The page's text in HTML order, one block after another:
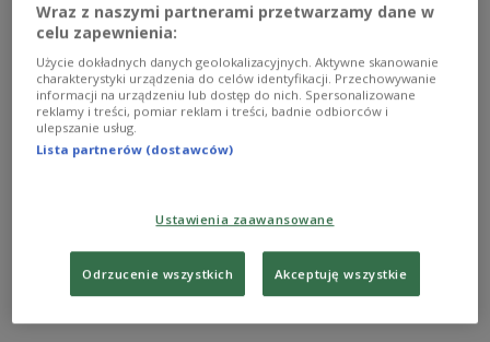
awans o 26 miejsc w porównaniu do roku 2023,
kiedy to po raz pierwszy znalazła się w tym
notowaniu. Zielona Górka otrzymała również tytuł
Best Fried Food 2024.
28. miejsce. Na pierwszym miejscu znalazła się
pizzeria Napoli on the Road z Londynu.
Wraz z naszymi partnerami przetwarzamy dane w
celu zapewnienia:
Użycie dokładnych danych geolokalizacyjnych. Aktywne skanowanie
charakterystyki urządzenia do celów identyfikacji. Przechowywanie
informacji na urządzeniu lub dostęp do nich. Spersonalizowane
reklamy i treści, pomiar reklam i treści, badnie odbiorców i
ulepszanie usług.
Lista partnerów (dostawców)
Ustawienia zaawansowane
Odrzucenie wszystkich Akceptuję wszystkie